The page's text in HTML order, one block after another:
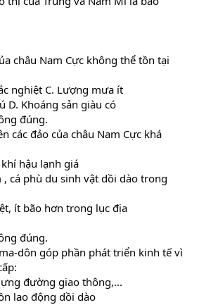
châu Nam Cực không thể tồn tại
nghiệt C. Lượng mưa ít
D. Khoáng sản giàu có
đúng.
các đảo của châu Nam Cực khá
hậu lạnh giá
cá phù du sinh vật dồi dào trong
ít bão hơn trong lục địa
đúng.
dôn góp phần phát triển kinh tế vì
đường giao thông,...
lao động dồi dào